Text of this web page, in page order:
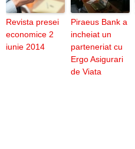
Revista presei
economice 2
iunie 2014
Piraeus Bank a
incheiat un
parteneriat cu
Ergo Asigurari
de Viata